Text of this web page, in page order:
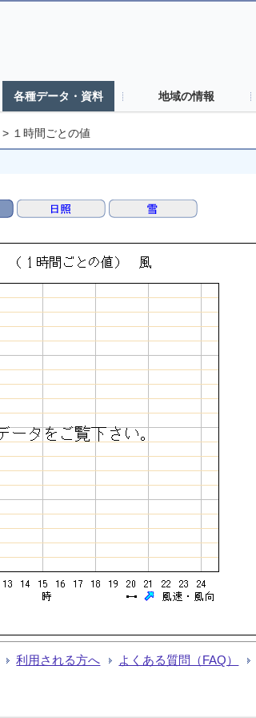
各種データ・資料 地域の情報
> １時間ごとの値
利用される方へ よくある質問（FAQ）